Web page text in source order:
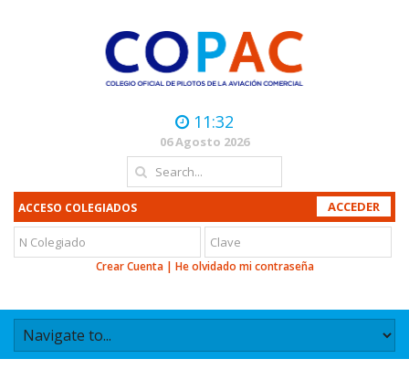
11:32
06 Agosto 2026
ACCESO COLEGIADOS
Crear Cuenta| He olvidado mi contraseña